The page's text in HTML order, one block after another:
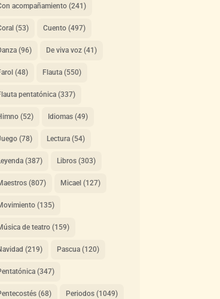
acompañamiento(241)
(53) Cuento(497)
(96) De viva voz(41)
(48) Flauta(550)
pentatónica(337)
(52) Idiomas(49)
(78) Lectura(54)
(387) Libros(303)
(807) Micael (127)
(135)
de teatro(159)
(219) Pascua(120)
(347)
(68) Periodos(1049)